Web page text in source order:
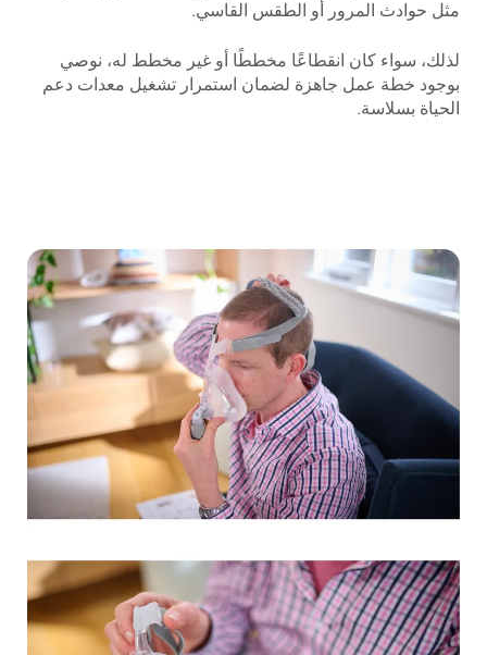
مثل حوادث المرور أو الطقس القاسي.
لذلك، سواء كان انقطاعًا مخططًا أو غير مخطط له، نوصي
بوجود خطة عمل جاهزة لضمان استمرار تشغيل معدات دعم
الحياة بسلاسة.